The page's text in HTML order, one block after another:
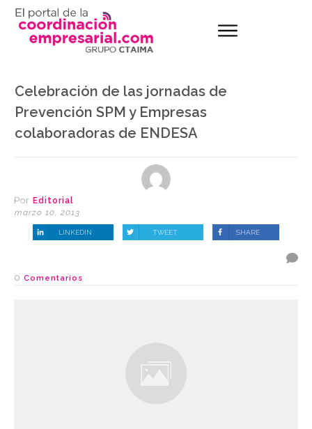
Celebración de las jornadas de
Prevención SPM y Empresas
colaboradoras de ENDESA
Por Editorial
marzo 10, 2013
LINKEDIN TWEET SHARE
0 Comentarios